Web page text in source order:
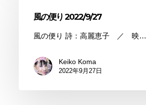
風の便り 2022/9/27
風の便り 詩：高麗恵子 ／ 映…
Keiko Koma
2022年9月27日